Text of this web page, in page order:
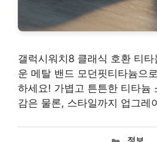
갤럭시워치8 클래식 호환 티
운 메탈 밴드 모던핏티타늄으
하세요! 가볍고 튼튼한 티타늄
감은 물론, 스타일까지 업그레
카